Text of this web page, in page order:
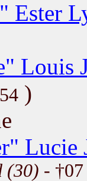
Ester
Louis
)
Lucie
(30) -